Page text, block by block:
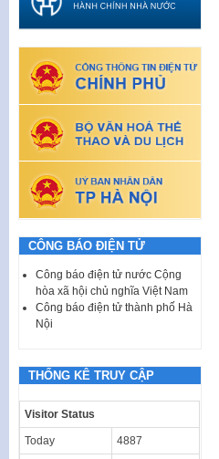
CÔNG BÁO ĐIỆN TỬ
Công báo điện tử nước Cộng
hòa xã hội chủ nghĩa Việt Nam
Công báo điện tử thành phố Hà
Nội
THỐNG KÊ TRUY CẬP
Visitor Status
Today 4887